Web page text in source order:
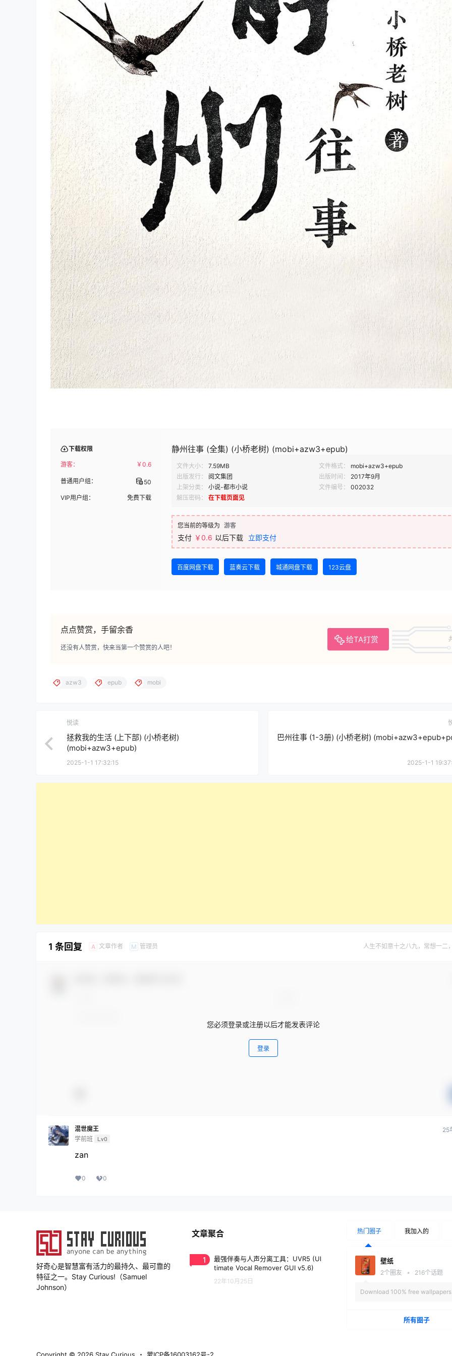
下载权限
游客： ￥0.6
普通用户组： 50
VIP用户组： 免费下载
静州往事 (全集) (小桥老树) (mobi+azw3+epub)
文件大小： 7.59MB 文件格式：
mobi+azw3+epub
出版发行：
阅文集团 出版时间：
2017年9月
上架分类：
小说-都市小说 文件编号：
002032
解压密码：
在下载页面见
您当前的等级为 游客
支付 ￥0.6 以后下载 立即支付
百度网盘下载 蓝奏云下载 城通网盘下载 123云盘
点点赞赏，手留余香
给TA打赏
还没有人赞赏，快来当第一个赞赏的人吧！
azw3 epub mobi
悦读
拯救我的生活 (上下部) (小桥老树)
(mobi+azw3+epub)
2025-1-1 17:32:15
巴州往事 (1-3册) (小桥老树)
2025-1-1
1 条回复 A 文章作者 M 管理员 人生不如意十之八九，常想一二
您必须登录或注册以后才能发表评论
登录
混世魔王
学前班 Lv0
25
zan
0 0
好奇心是智慧富有活力的最持久、最可靠的
特征之一。Stay Curious!（Samuel
Johnson）
文章聚合
1
最强伴奏与人声分离工具：UVR5 (Ul
timate Vocal Remover GUI v5.6)
22年10月25日
热门圈子 我加入的
壁纸
2个圈友 • 216个话题
Download 100% free
所有圈子